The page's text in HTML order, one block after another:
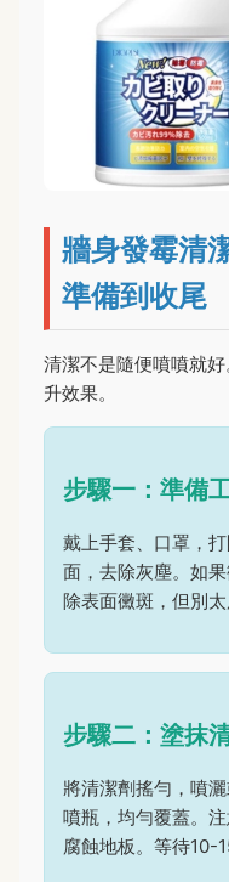
牆身發霉清
準備到收尾
清潔不是隨便噴噴就
升效果。
步驟一：準備
戴上手套、口罩，
面，去除灰塵。如
除表面黴斑，但別太
步驟二：塗抹
將清潔劑搖勻，噴
噴瓶，均勻覆蓋。
腐蝕地板。等待10-